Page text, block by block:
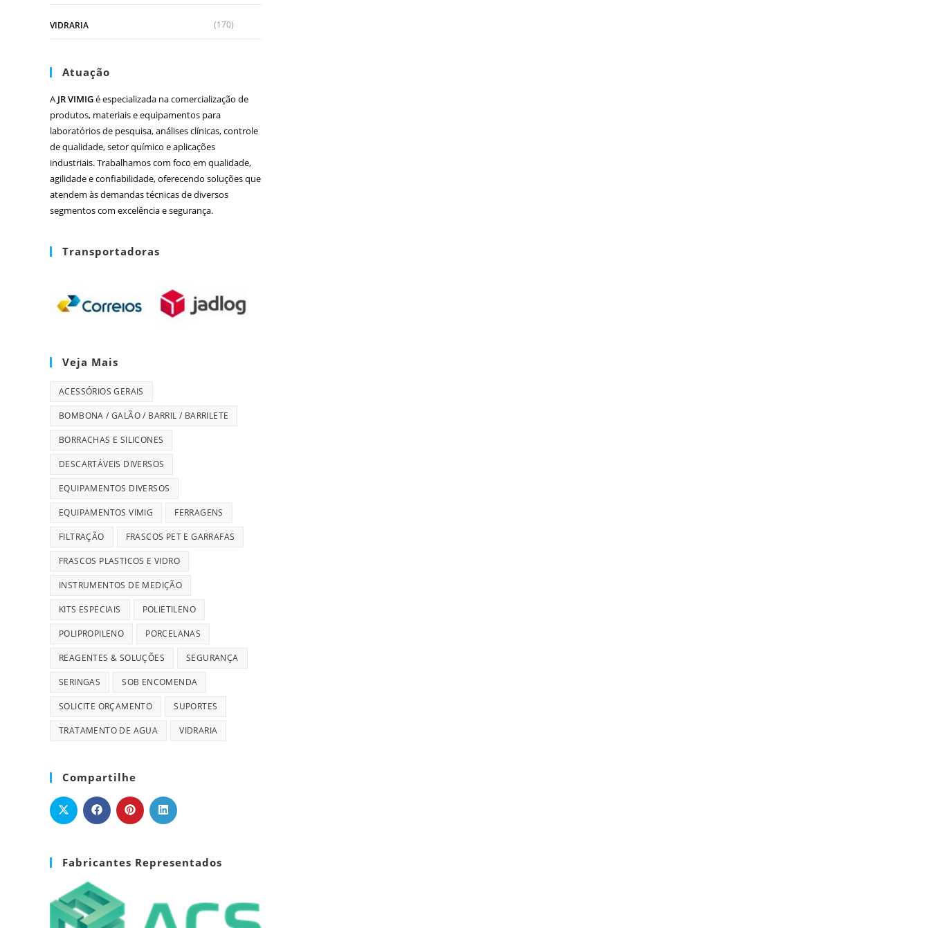
VIDRARIA (170)
Atuação
A JR VIMIGé especializada na comercialização de
produtos, materiais e equipamentos para
laboratórios de pesquisa, análises clínicas, controle
de qualidade, setor químico e aplicações
industriais. Trabalhamos com foco em qualidade,
agilidade e confiabilidade, oferecendo soluções que
atendem às demandas técnicas de diversos
segmentos com excelência e segurança.
Transportadoras
Veja Mais
ACESSÓRIOS GERAIS
BOMBONA / GALÃO / BARRIL / BARRILETE
BORRACHAS E SILICONES
DESCARTÁVEIS DIVERSOS
EQUIPAMENTOS DIVERSOS
EQUIPAMENTOS VIMIG FERRAGENS
FILTRAÇÃO FRASCOS PET E GARRAFAS
FRASCOS PLASTICOS E VIDRO
INSTRUMENTOS DE MEDIÇÃO
KITS ESPECIAIS POLIETILENO
POLIPROPILENO PORCELANAS
REAGENTES & SOLUÇÕES SEGURANÇA
SERINGAS SOB ENCOMENDA
SOLICITE ORÇAMENTO SUPORTES
TRATAMENTO DE AGUA VIDRARIA
Compartilhe
Fabricantes Representados